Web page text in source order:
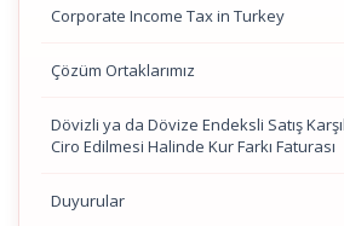
Corporate Income Tax in Turkey
Çözüm Ortaklarımız
Dövizli ya da Dövize Endeksli Satış
Ciro Edilmesi Halinde Kur Farkı Faturası
Duyurular